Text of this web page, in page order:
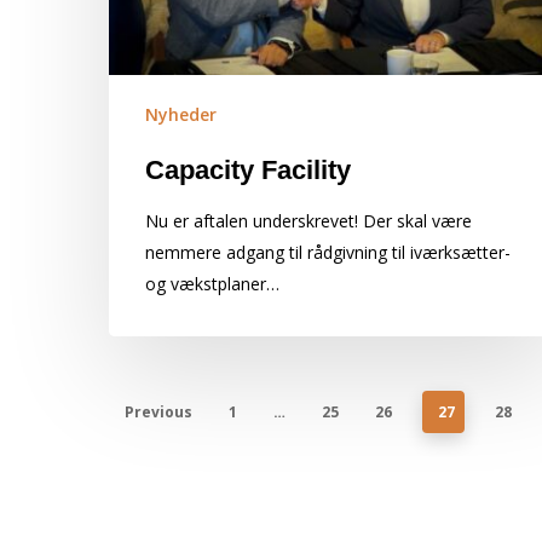
Nyheder
Capacity Facility
Nu er aftalen underskrevet! Der skal være
nemmere adgang til rådgivning til iværksætter-
og vækstplaner…
Previous 1 … 25 26 27 28